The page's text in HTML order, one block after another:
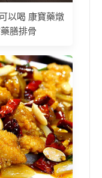
以喝 康寶藥燉
膳排骨